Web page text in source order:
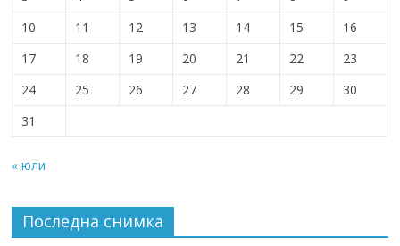
10
11 12 13 14 15
16
17
18 19 20 21 22
23
24
25 26 27 28 29
30
31
« юли
Последна снимка